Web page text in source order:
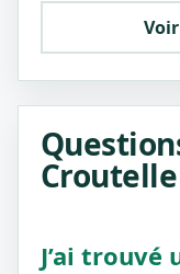
Croutelle
J’ai trouvé